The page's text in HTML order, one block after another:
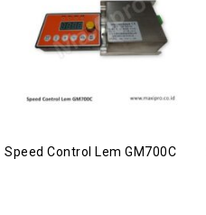
Speed Control Lem GM700C